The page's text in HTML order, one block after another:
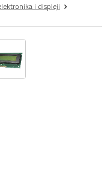
i displeji